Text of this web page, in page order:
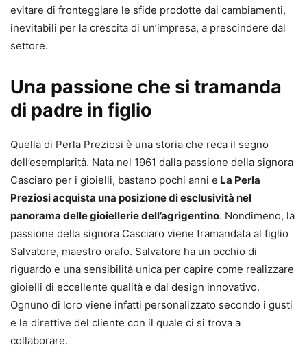
evitare di fronteggiare le sfide prodotte dai cambiamenti,
inevitabili per la crescita di un’impresa, a prescindere dal
settore.
Una passione che si tramanda
di padre in figlio
Quella di Perla Preziosi è una storia che reca il segno
dell’esemplarità. Nata nel 1961 dalla passione della signora
Casciaro per i gioielli, bastano pochi anni e La Perla
Preziosi acquista una posizione di esclusività nel
panorama delle gioiellerie dell’agrigentino. Nondimeno, la
passione della signora Casciaro viene tramandata al figlio
Salvatore, maestro orafo. Salvatore ha un occhio di
riguardo e una sensibilità unica per capire come realizzare
gioielli di eccellente qualità e dal design innovativo.
Ognuno di loro viene infatti personalizzato secondo i gusti
e le direttive del cliente con il quale ci si trova a
collaborare.